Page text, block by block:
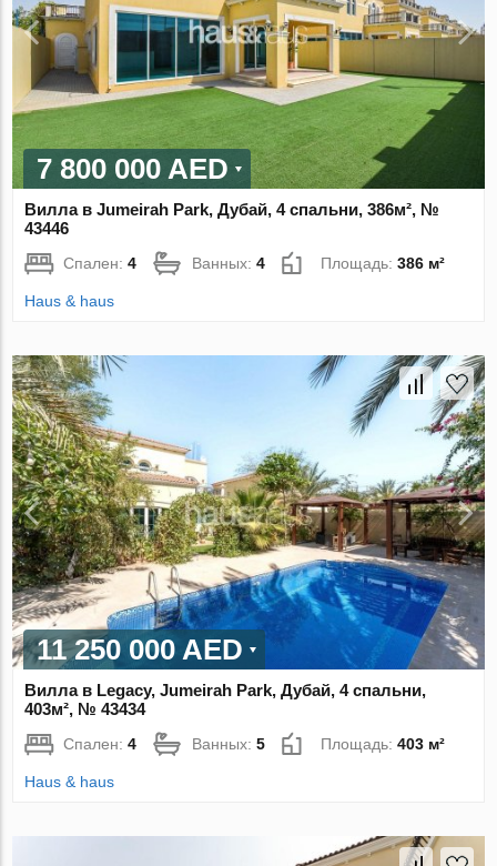
7 800 000 AED
Вилла в Jumeirah Park, Дубай, 4 спальни, 386м², №
43446
Спален:4 Ванных:4 Площадь:386 м²
Haus & haus
11 250 000 AED
Вилла в Legacy, Jumeirah Park, Дубай, 4 спальни,
403м², № 43434
Спален:4 Ванных:5 Площадь:403 м²
Haus & haus